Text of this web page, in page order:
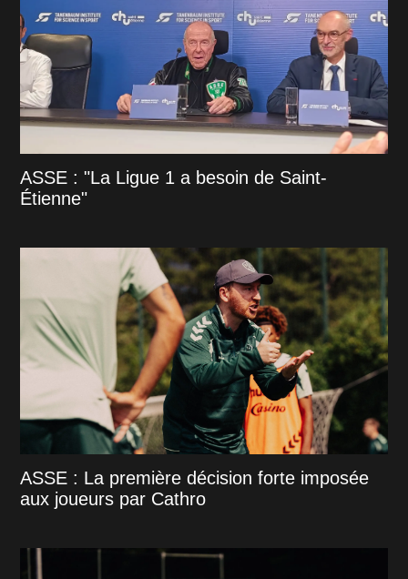
ASSE : "La Ligue 1 a besoin de Saint-
Étienne"
ASSE : La première décision forte imposée
aux joueurs par Cathro